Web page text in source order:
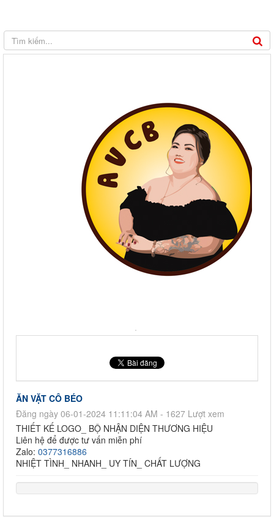
ĂN VẶT CÔ BÉO
Đăng ngày 06-01-2024 11:11:04 AM - 1627 Lượt xem
THIẾT KẾ LOGO_ BỘ NHẬN DIỆN THƯƠNG HIỆU
Liên hệ để được tư vấn miễn phí
Zalo: 0377316886
NHIỆT TÌNH_ NHANH_ UY TÍN_ CHẤT LƯỢNG